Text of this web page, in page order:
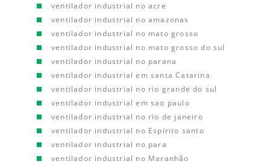
ventilador industrial no acre
ventilador industrial no amazonas
ventilador industrial no mato grosso
ventilador industrial no mato grosso do sul
ventilador industrial no parana
ventilador industrial em santa Catarina
ventilador industrial no rio grande do sul
ventilador industrial em sao paulo
ventilador industrial no rio de janeiro
ventilador industrial no Espírito santo
ventilador industrial no para
ventilador industrial no Maranhão